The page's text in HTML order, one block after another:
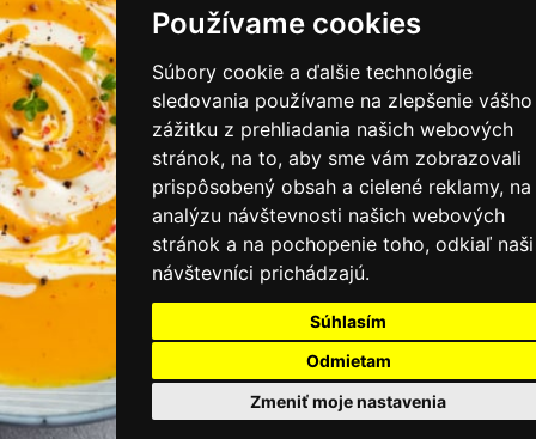
Používame cookies
Súbory cookie a ďalšie technológie
sledovania používame na zlepšenie vášho
zážitku z prehliadania našich webových
stránok, na to, aby sme vám zobrazovali
prispôsobený obsah a cielené reklamy, na
analýzu návštevnosti našich webových
stránok a na pochopenie toho, odkiaľ naši
návštevníci prichádzajú.
Súhlasím
Odmietam
Zmeniť moje nastavenia
KONTAKTUJTE NÁS
PRIHLÁSIŤ SA DO ZÁKAZNÍCKEJ ZÓNY
Všeobecné obchodné podmienky
Ochrana osobných údajov
Cookies
Moje KamNaMenu
Pridať reštauráciu
Cenník balíkov